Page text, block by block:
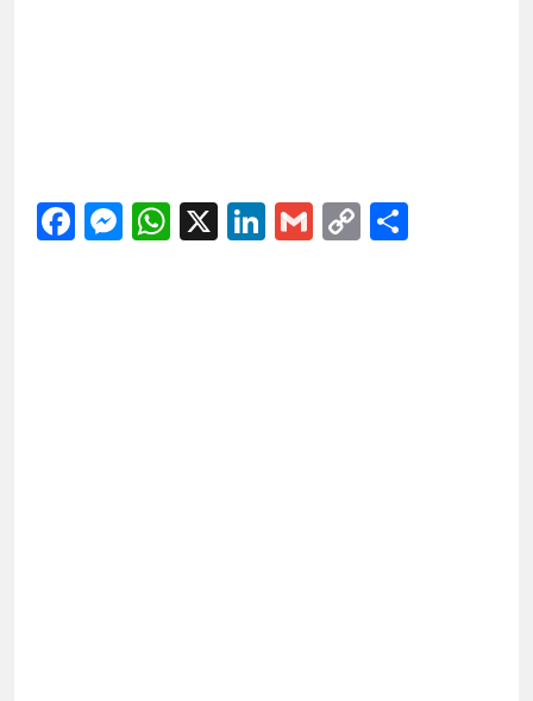
Facebook
Messenger
WhatsApp
X LinkedIn
Gmail
Copy